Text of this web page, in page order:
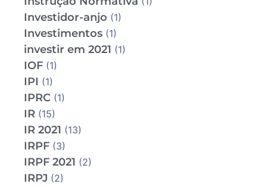
Investidor-anjo (1)
Investimentos (1)
investir em 2021 (1)
IOF (1)
IPI (1)
IPRC (1)
IR (15)
IR 2021 (13)
IRPF (3)
IRPF 2021 (2)
IRPJ (2)